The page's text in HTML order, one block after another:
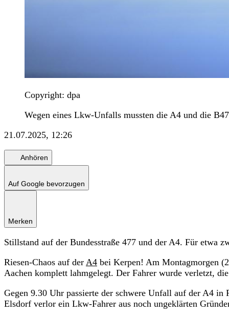
Copyright: dpa
Wegen eines Lkw-Unfalls mussten die A4 und die
21.07.2025, 12:26
Anhören
Auf Google bevorzugen
Merken
Stillstand auf der Bundesstraße 477 und der A4. Für etwa
Riesen-Chaos auf der A4 bei Kerpen! Am Montagmorgen
Aachen komplett lahmgelegt. Der Fahrer wurde verletzt,
Gegen 9.30 Uhr passierte der schwere Unfall auf der A4
Elsdorf verlor ein Lkw-Fahrer aus noch ungeklärten